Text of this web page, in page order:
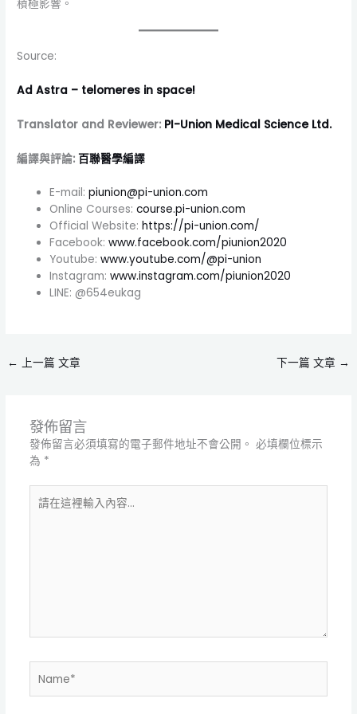
積極影響。
Source:
Ad Astra – telomeres in space!
Translator and Reviewer: PI-Union Medical Science Ltd.
編譯與評論:百聯醫學編譯
E-mail:piunion@pi-union.com
Online Courses:course.pi-union.com
Official Website:https://pi-union.com/
Facebook:www.facebook.com/piunion2020
Youtube:www.youtube.com/@pi-union
Instagram:www.instagram.com/piunion2020
LINE: @654eukag
← 上一篇 文章 下一篇 文章 →
發佈留言
發佈留言必須填寫的電子郵件地址不會公開。 必填欄位標示
為 *
在